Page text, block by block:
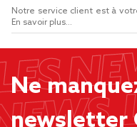
Notre service client est à
En savoir plus...
Ne
newsletter